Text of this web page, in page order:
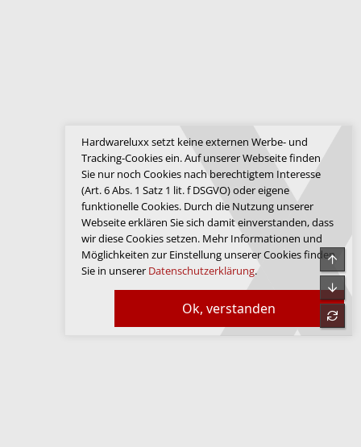
Ok, verstanden
Hardwareluxx setzt keine externen Werbe- und
Tracking-Cookies ein. Auf unserer Webseite finden
Sie nur noch Cookies nach berechtigtem Interesse
(Art. 6 Abs. 1 Satz 1 lit. f DSGVO) oder eigene
funktionelle Cookies. Durch die Nutzung unserer
Webseite erklären Sie sich damit einverstanden, dass
wir diese Cookies setzen. Mehr Informationen und
Möglichkeiten zur Einstellung unserer Cookies finden
Sie in unserer Datenschutzerklärung.